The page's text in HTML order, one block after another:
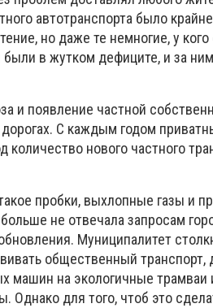
автотранспорта было
но даже те немногие, у
в жутком дефиците, и за
и появление частной
дорогах. С каждым годом
количество нового частного
пробки, выхлопные газы и
больше не отвечала запросам
Муниципалитет
общественный транспорт,
машин на экологичные трамваи
Однако для того, чтоб это